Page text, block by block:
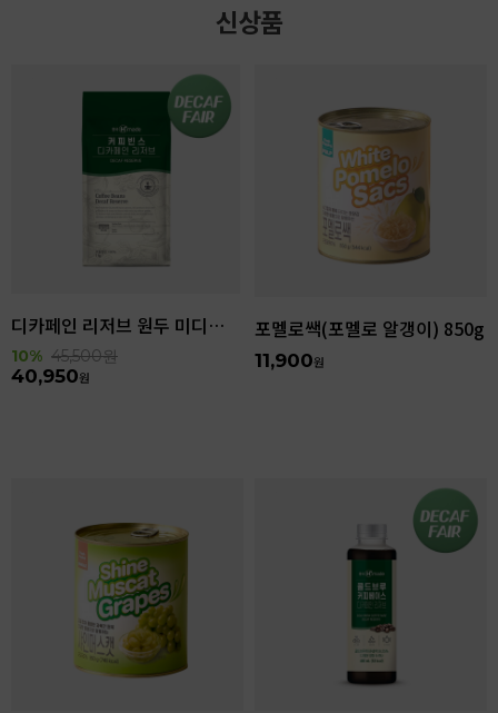
신상품
디카페인 리저브 원두 미디엄다크 로스팅 1kg
10% 45,500원
40,950원
포멜로쌕(포멜로 알갱이) 850g
11,900원